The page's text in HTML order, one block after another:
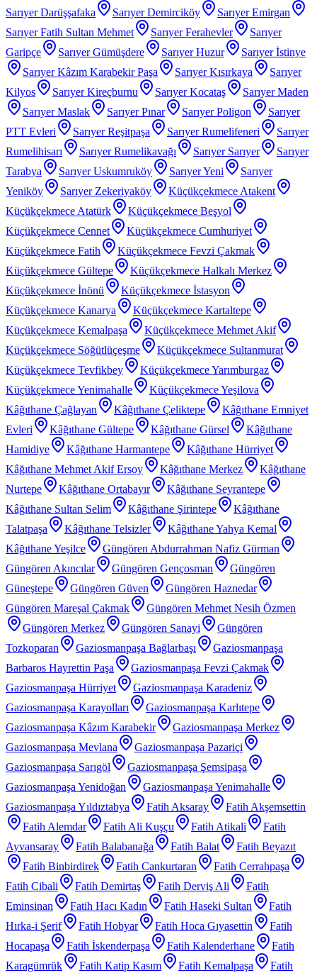
Sarıyer Darüşşafaka
Sarıyer Demirciköy
Sarıyer Emirgan
Sarıyer Fatih Sultan Mehmet
Sarıyer Ferahevler
Sarıyer
Garipçe
Sarıyer Gümüşdere Sarıyer Huzur
Sarıyer İstinye
Sarıyer Kâzım Karabekir Paşa
Sarıyer Kısırkaya
Sarıyer
Kilyos
Sarıyer Kireçburnu Sarıyer Kocataş
Sarıyer Maden
Sarıyer Maslak
Sarıyer Pınar Sarıyer Poligon
Sarıyer
PTT Evleri
Sarıyer Reşitpaşa Sarıyer Rumelifeneri
Sarıyer
Rumelihisarı
Sarıyer Rumelikavağı Sarıyer Sarıyer
Sarıyer
Tarabya
Sarıyer Uskumruköy Sarıyer Yeni
Sarıyer
Yeniköy
Sarıyer Zekeriyaköy
Küçükçekmece Atakent
Küçükçekmece Atatürk
Küçükçekmece Beşyol
Küçükçekmece Cennet
Küçükçekmece Cumhuriyet
Küçükçekmece Fatih
Küçükçekmece Fevzi Çakmak
Küçükçekmece Gültepe
Küçükçekmece Halkalı Merkez
Küçükçekmece İnönü
Küçükçekmece İstasyon
Küçükçekmece Kanarya
Küçükçekmece Kartaltepe
Küçükçekmece Kemalpaşa
Küçükçekmece Mehmet Akif
Küçükçekmece Söğütlüçeşme
Küçükçekmece Sultanmurat
Küçükçekmece Tevfikbey
Küçükçekmece Yarımburgaz
Küçükçekmece Yenimahalle
Küçükçekmece Yeşilova
Kâğıthane Çağlayan
Kâğıthane Çeliktepe
Kâğıthane Emniyet
Evleri
Kâğıthane Gültepe Kâğıthane Gürsel
Kâğıthane
Hamidiye
Kâğıthane Harmantepe
Kâğıthane Hürriyet
Kâğıthane Mehmet Akif Ersoy
Kâğıthane Merkez
Kâğıthane
Nurtepe
Kâğıthane Ortabayır
Kâğıthane Seyrantepe
Kâğıthane Sultan Selim
Kâğıthane Şirintepe
Kâğıthane
Talatpaşa
Kâğıthane Telsizler
Kâğıthane Yahya Kemal
Kâğıthane Yeşilce
Güngören Abdurrahman Nafiz Gürman
Güngören Akıncılar
Güngören Gençosman
Güngören
Güneştepe
Güngören Güven
Güngören Haznedar
Güngören Mareşal Çakmak
Güngören Mehmet Nesih Özmen
Güngören Merkez
Güngören Sanayi
Güngören
Tozkoparan
Gaziosmanpaşa Bağlarbaşı
Gaziosmanpaşa
Barbaros Hayrettin Paşa
Gaziosmanpaşa Fevzi Çakmak
Gaziosmanpaşa Hürriyet
Gaziosmanpaşa Karadeniz
Gaziosmanpaşa Karayolları
Gaziosmanpaşa Karlıtepe
Gaziosmanpaşa Kâzım Karabekir
Gaziosmanpaşa Merkez
Gaziosmanpaşa Mevlana
Gaziosmanpaşa Pazariçi
Gaziosmanpaşa Sarıgöl
Gaziosmanpaşa Şemsipaşa
Gaziosmanpaşa Yenidoğan
Gaziosmanpaşa Yenimahalle
Gaziosmanpaşa Yıldıztabya
Fatih Aksaray
Fatih Akşemsettin
Fatih Alemdar
Fatih Ali Kuşçu Fatih Atikali
Fatih
Ayvansaray
Fatih Balabanağa Fatih Balat
Fatih Beyazıt
Fatih Binbirdirek
Fatih Cankurtaran
Fatih Cerrahpaşa
Fatih Cibali
Fatih Demirtaş Fatih Derviş Ali
Fatih
Eminsinan
Fatih Hacı Kadın Fatih Haseki Sultan
Fatih
Hırka-i Şerif
Fatih Hobyar Fatih Hoca Gıyasettin
Fatih
Hocapaşa
Fatih İskenderpaşa Fatih Kalenderhane
Fatih
Karagümrük
Fatih Katip Kasım Fatih Kemalpaşa Fatih